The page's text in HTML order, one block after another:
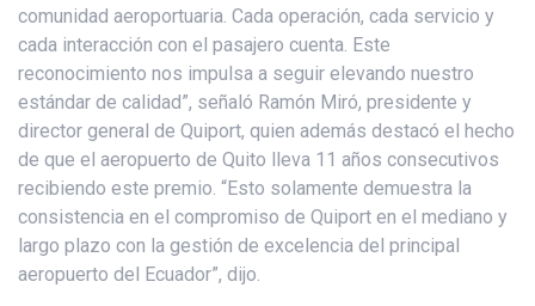
comunidad aeroportuaria. Cada operación, cada servicio y
cada interacción con el pasajero cuenta. Este
reconocimiento nos impulsa a seguir elevando nuestro
estándar de calidad”, señaló Ramón Miró, presidente y
director general de Quiport, quien además destacó el hecho
de que el aeropuerto de Quito lleva 11 años consecutivos
recibiendo este premio. “Esto solamente demuestra la
consistencia en el compromiso de Quiport en el mediano y
largo plazo con la gestión de excelencia del principal
aeropuerto del Ecuador”, dijo.